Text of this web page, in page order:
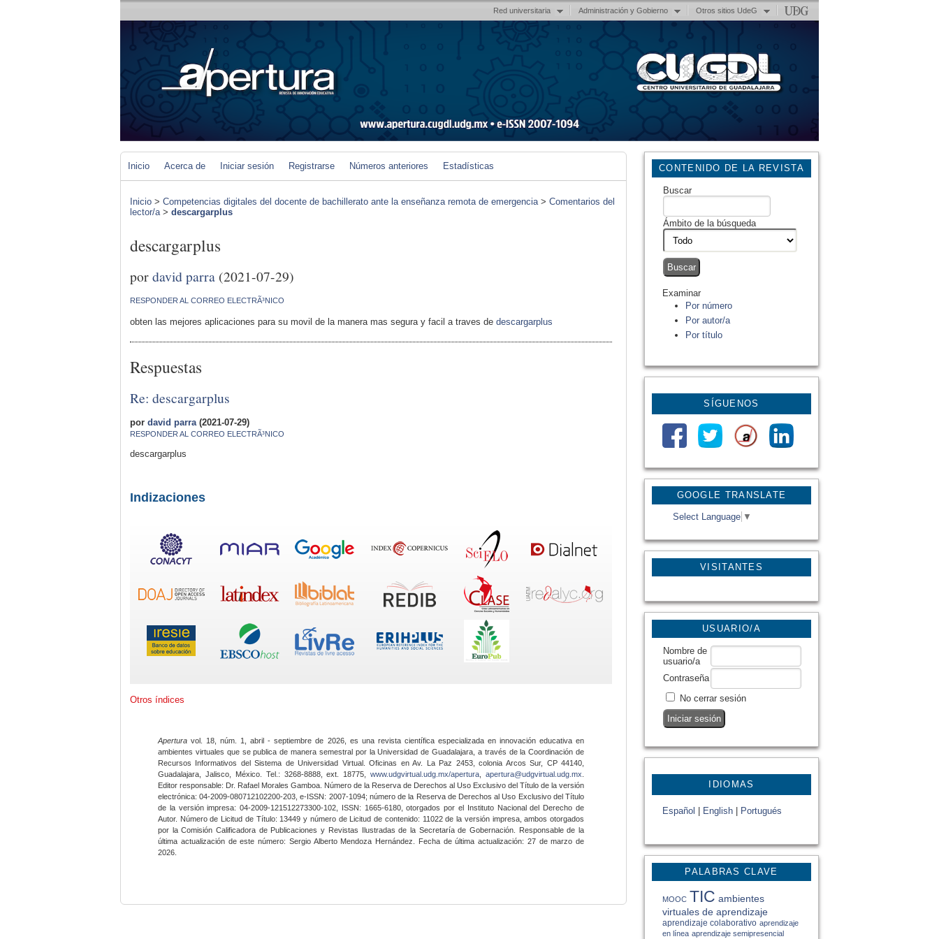
Red universitaria Administración y Gobierno Otros sitios UdeG
GOOGLE TRANSLATE
Select Language ▼
VISITANTES
CONTENIDO DE LA REVISTA
Buscar
Ámbito de la búsqueda
Examinar
Por número
Por autor/a
Por título
SÍGUENOS
USUARIO/A
Nombre de
usuario/a
Contraseña
No cerrar sesión
IDIOMAS
Español English Portugués
PALABRAS CLAVE
MOOC TIC ambientes
virtuales de aprendizaje
aprendizaje colaborativo aprendizaje
en línea aprendizaje semipresencial
Inicio Acerca de Iniciar sesión Registrarse Números anteriores Estadísticas
Inicio > Competencias digitales del docente de bachillerato ante la enseñanza remota de emergencia> Comentarios del
lector/a> descargarplus
descargarplus
pordavid parra (2021-07-29)
RESPONDER AL CORREO ELECTRÃ³NICO
obten las mejores aplicaciones para su movil de la manera mas segura y facil a traves de descargarplus
Respuestas
Re: descargarplus
por david parra (2021-07-29)
RESPONDER AL CORREO ELECTRÃ³NICO
descargarplus
Indizaciones
Otros índices
Apertura vol. 18, núm. 1, abril - septiembre de 2026, es una revista científica especializada en innovación educativa en
ambientes virtuales que se publica de manera semestral por la Universidad de Guadalajara, a través de la Coordinación de
Recursos Informativos del Sistema de Universidad Virtual. Oficinas en Av. La Paz 2453, colonia Arcos Sur, CP 44140,
Guadalajara, Jalisco, México. Tel.: 3268-8888, ext. 18775,www.udgvirtual.udg.mx/apertura apertura@udgvirtual.udg.mx
Editor responsable: Dr. Rafael Morales Gamboa. Número de la Reserva de Derechos al Uso Exclusivo del Título de la versión
electrónica: 04-2009-080712102200-203, e-ISSN: 2007-1094; número de la Reserva de Derechos al Uso Exclusivo del Título
de la versión impresa: 04-2009-121512273300-102, ISSN: 1665-6180, otorgados por el Instituto Nacional del Derecho de
Autor. Número de Licitud de Título: 13449 y número de Licitud de contenido: 11022 de la versión impresa, ambos otorgados
por la Comisión Calificadora de Publicaciones y Revistas Ilustradas de la Secretaría de Gobernación. Responsable de la
última actualización de este número: Sergio Alberto Mendoza Hernández. Fecha de última actualización: 27 de marzo de
2026.